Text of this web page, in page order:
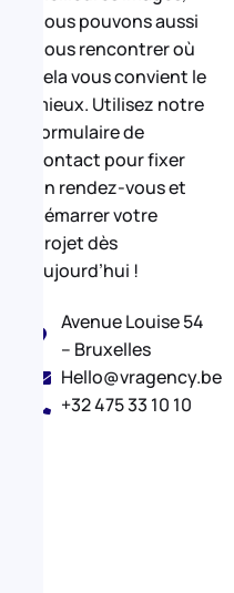
nous pouvons aussi
nous rencontrer où
cela vous convient le
mieux. Utilisez notre
formulaire de
contact pour fixer
un rendez-vous et
démarrer votre
projet dès
aujourd’hui !
Avenue Louise 54
– Bruxelles
Hello@vragency.be
+32 475 33 10 10